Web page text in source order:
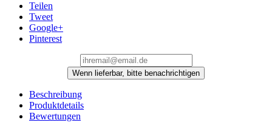
Teilen
Tweet
Google+
Pinterest
Wenn lieferbar, bitte benachrichtigen
Beschreibung
Produktdetails
Bewertungen